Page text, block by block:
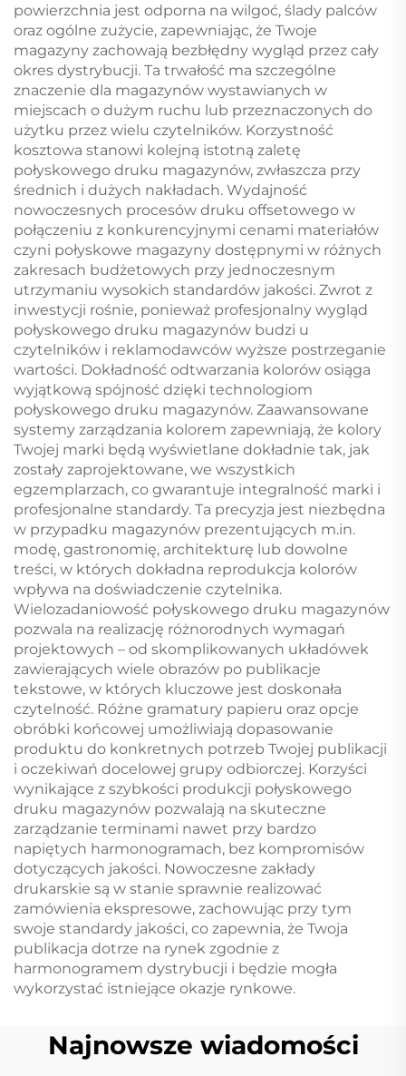
powierzchnia jest odporna na wilgoć, ślady palców
oraz ogólne zużycie, zapewniając, że Twoje
magazyny zachowają bezbłędny wygląd przez cały
okres dystrybucji. Ta trwałość ma szczególne
znaczenie dla magazynów wystawianych w
miejscach o dużym ruchu lub przeznaczonych do
użytku przez wielu czytelników. Korzystność
kosztowa stanowi kolejną istotną zaletę
połyskowego druku magazynów, zwłaszcza przy
średnich i dużych nakładach. Wydajność
nowoczesnych procesów druku offsetowego w
połączeniu z konkurencyjnymi cenami materiałów
czyni połyskowe magazyny dostępnymi w różnych
zakresach budżetowych przy jednoczesnym
utrzymaniu wysokich standardów jakości. Zwrot z
inwestycji rośnie, ponieważ profesjonalny wygląd
połyskowego druku magazynów budzi u
czytelników i reklamodawców wyższe postrzeganie
wartości. Dokładność odtwarzania kolorów osiąga
wyjątkową spójność dzięki technologiom
połyskowego druku magazynów. Zaawansowane
systemy zarządzania kolorem zapewniają, że kolory
Twojej marki będą wyświetlane dokładnie tak, jak
zostały zaprojektowane, we wszystkich
egzemplarzach, co gwarantuje integralność marki i
profesjonalne standardy. Ta precyzja jest niezbędna
w przypadku magazynów prezentujących m.in.
modę, gastronomię, architekturę lub dowolne
treści, w których dokładna reprodukcja kolorów
wpływa na doświadczenie czytelnika.
Wielozadaniowość połyskowego druku magazynów
pozwala na realizację różnorodnych wymagań
projektowych – od skomplikowanych układówek
zawierających wiele obrazów po publikacje
tekstowe, w których kluczowe jest doskonała
czytelność. Różne gramatury papieru oraz opcje
obróbki końcowej umożliwiają dopasowanie
produktu do konkretnych potrzeb Twojej publikacji
i oczekiwań docelowej grupy odbiorczej. Korzyści
wynikające z szybkości produkcji połyskowego
druku magazynów pozwalają na skuteczne
zarządzanie terminami nawet przy bardzo
napiętych harmonogramach, bez kompromisów
dotyczących jakości. Nowoczesne zakłady
drukarskie są w stanie sprawnie realizować
zamówienia ekspresowe, zachowując przy tym
swoje standardy jakości, co zapewnia, że Twoja
publikacja dotrze na rynek zgodnie z
harmonogramem dystrybucji i będzie mogła
wykorzystać istniejące okazje rynkowe.
Najnowsze wiadomości